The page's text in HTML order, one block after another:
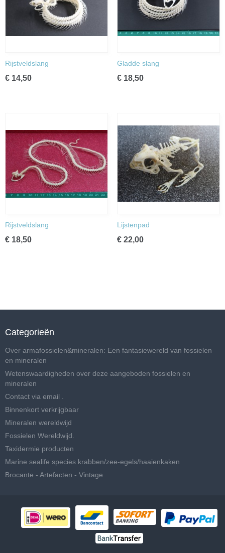
Rijstveldslang
€ 14,50
Gladde slang
€ 18,50
Rijstveldslang
€ 18,50
Lijstenpad
€ 22,00
Categorieën
Over armafossielen&mineralen: Een fantasiewereld van fossielen
en mineralen
Wetenswaardigheden over deze aangeboden fossielen en
mineralen
Contact via email .
Binnenkort verkrijgbaar
Mineralen wereldwijd
Fossielen Wereldwijd.
Taxidermie producten
Marine sealife species krabben/zee-egels/haaienkaken
Brocante - Artefacten - Vintage